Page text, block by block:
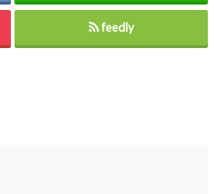
feedly